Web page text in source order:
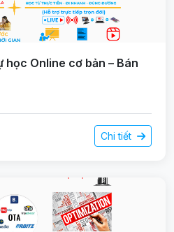
học Online cơ bản – Bán
Chi tiết